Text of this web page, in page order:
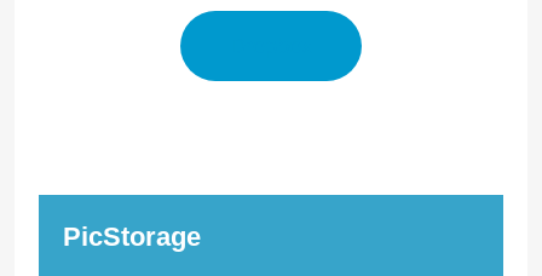
PicStorage